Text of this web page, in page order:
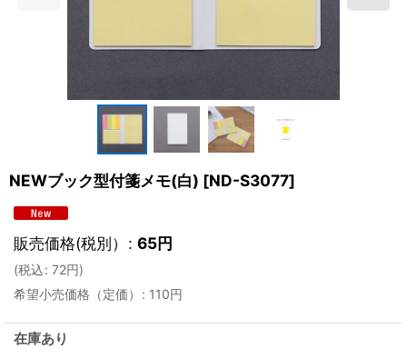
NEWブック型付箋メモ(白) [ND-S3077]
販売価格(税別） : 65円
(税込: 72円)
希望小売価格（定価）
: 110円
在庫あり